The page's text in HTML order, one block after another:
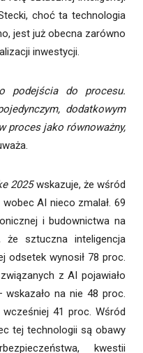
choć ta technologia
jest już obecna zarówno
inwestycji.
podejścia do procesu.
dodatkowym
proces jako równoważny,
2025wskazuje, że wśród
AI nieco zmalał. 69
i budownictwa na
że sztuczna inteligencja
odsetek wynosił 78 proc.
z AI pojawiało
na nie 48 proc.
41 proc. Wśród
tej technologii są obawy
kwestii